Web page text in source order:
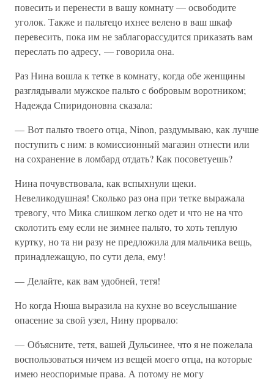
повесить и перенести в вашу комнату — освободите
уголок. Также и пальтецо ихнее велено в ваш шкаф
перевесить, пока им не заблагорассудится приказать вам
переслать по адресу, — говорила она.
Раз Нина вошла к тетке в комнату, когда обе женщины
разглядывали мужское пальто с бобровым воротником;
Надежда Спиридоновна сказала:
— Вот пальто твоего отца, Ninon, раздумываю, как лучше
поступить с ним: в комиссионный магазин отнести или
на сохранение в ломбард отдать? Как посоветуешь?
Нина почувствовала, как вспыхнули щеки.
Невеликодушная! Сколько раз она при тетке выражала
тревогу, что Мика слишком легко одет и что не на что
сколотить ему если не зимнее пальто, то хоть теплую
куртку, но та ни разу не предложила для мальчика вещь,
принадлежащую, по сути дела, ему!
— Делайте, как вам удобней, тетя!
Но когда Нюша выразила на кухне во всеуслышание
опасение за свой узел, Нину прорвало:
— Объясните, тетя, вашей Дульсинее, что я не пожелала
воспользоваться ничем из вещей моего отца, на которые
имею неоспоримые права. А потому не могу